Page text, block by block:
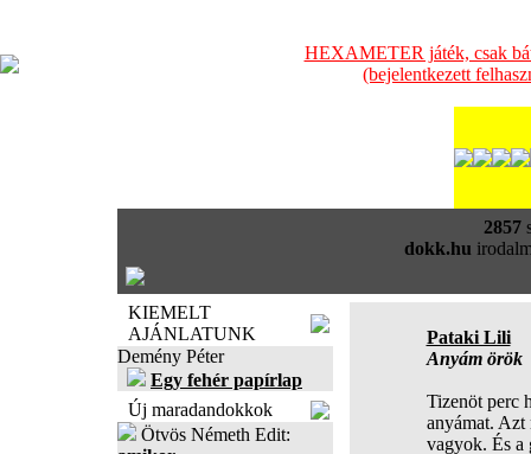
HEXAMETER játék, csak
(bejelentkezett
2857
dokk.hu
KIEMELT
AJÁNLATUNK
Demény Péter
Egy fehér papírlap
Új maradandokkok
Ötvös Németh Edit:
Pataki Lili
Anyám örök
Tizenöt perc
anyámat.
vagyok. És